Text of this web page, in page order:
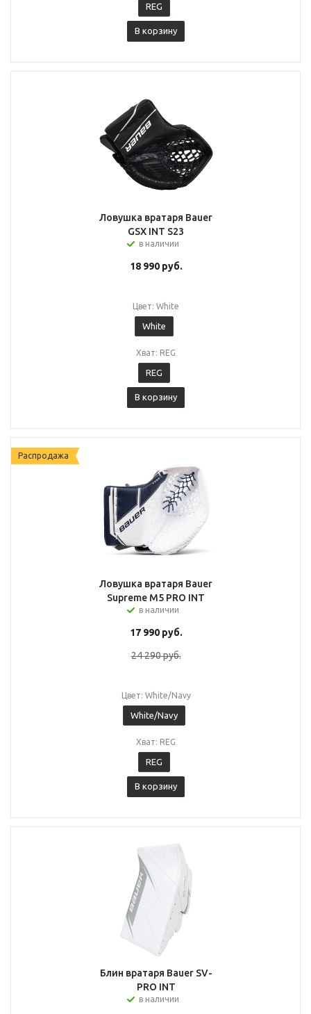
REG
В корзину
Ловушка вратаря Bauer
GSX INT S23
в наличии
18 990руб.
Цвет: White
White
Хват: REG
REG
В корзину
Распродажа
Ловушка вратаря Bauer
Supreme M5 PRO INT
в наличии
17 990руб.
24 290руб.
Цвет: White/Navy
White/Navy
Хват: REG
REG
В корзину
Блин вратаря Bauer SV-
PRO INT
в наличии